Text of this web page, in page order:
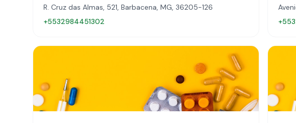
R. Cruz das Almas, 521, Barbacena, MG, 36205-126
+5532984451302